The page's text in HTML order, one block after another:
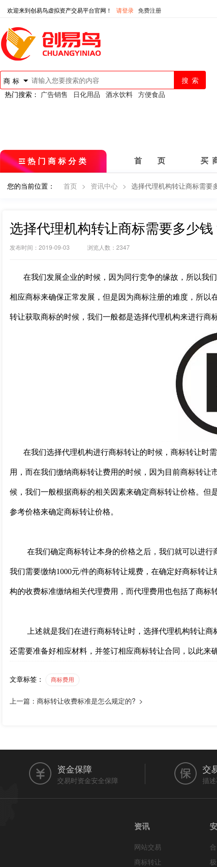
欢迎来到创易鸟虚拟资产交易平台官网！ 请登录 免费注册
商标
热门搜索： 广告销售 日化用品 酒水饮料 方便食品
热门商标分类 首 页 买
您的当前位置： 首页 > 资讯中心 > 选择代理机构转让商标需要
选择代理机构转让商标需要多少钱
发布时间：2019-09-03 浏览人数：2347
在我们发展企业的时候，因为同行竞争的缘故，所以我
相应商标来确保正常发展，但是因为商标注册的难度，所
转让获取商标的时候，我们一般都是选择代理机构来进行商
在我们选择代理机构进行商标转让的时候，商标转让时
用，而在我们缴纳商标转让费用的时候，因为目前商标转
候，我们一般根据商标的相关因素来确定商标转让价格。
参考价格来确定商标转让价格。
在我们确定商标转让本身的价格之后，我们就可以进
我们需要缴纳1000元/件的商标转让规费，在确定好商标转
构的收费标准缴纳相关代理费用，而代理费用也包括了商标
上述就是我们在进行商标转让时，选择代理机构转让
还需要准备好相应材料，并签订相应商标转让合同，以此来
文章标签： 商标费用
上一篇：商标转让收费标准是怎么规定的? >
资金保障
交易时资金安全保障
交
描
资讯
网站交易
商标转让